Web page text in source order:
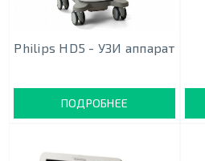
Philips HD5 - УЗИ аппарат
ПОДРОБНЕЕ